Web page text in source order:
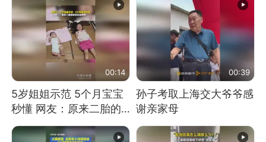
00:14
5岁姐姐示范 5个月宝宝
秒懂 网友：原来二胎的
快乐长这样
00:39
孙子考取上海交大爷爷感
谢亲家母